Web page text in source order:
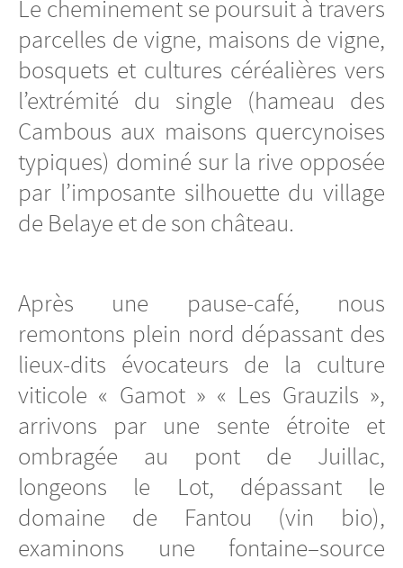
Le cheminement se poursuit à travers
parcelles de vigne, maisons de vigne,
bosquets et cultures céréalières vers
l’extrémité du single (hameau des
Cambous aux maisons quercynoises
typiques) dominé sur la rive opposée
par l’imposante silhouette du village
de Belaye et de son château.
Après une pause-café, nous
remontons plein nord dépassant des
lieux-dits évocateurs de la culture
viticole « Gamot » « Les Grauzils »,
arrivons par une sente étroite et
ombragée au pont de Juillac,
longeons le Lot, dépassant le
domaine de Fantou (vin bio),
examinons une fontaine–source